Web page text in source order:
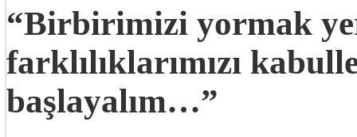
“Birbirimizi yormak
farklılıklarımızı
başlayalım…”